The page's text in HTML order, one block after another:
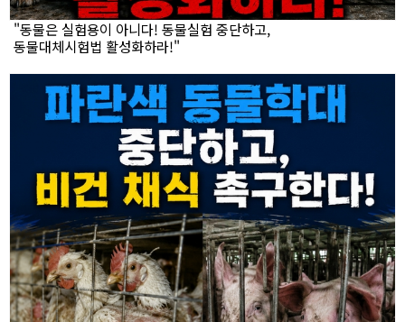
"동물은 실험용이 아니다! 동물실험 중단하고,
동물대체시험법 활성화하라!"